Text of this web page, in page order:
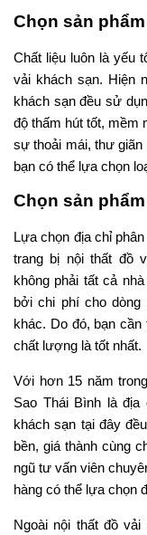
Chọn sản
Chất liệu luôn là yếu
vải khách sạn. Hiện
khách sạn đều sử
độ thấm hút tốt, mềm
sự thoải mái, thư
bạn có thể lựa chọn
Chọn sản
Lựa chọn địa chỉ
trang bị nội thất đồ
không phải tất cả
bởi chi phí cho
khác. Do đó, bạn
chất lượng là tốt nhất.
Với hơn 15 năm
Sao Thái Bình là
khách sạn tại đây
bền, giá thành cùng
ngũ tư vấn viên
hàng có thể lựa chọn
Ngoài nội thất đồ